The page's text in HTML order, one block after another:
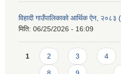
विहादी गाउँपालिकाको आर्थिक ऐन,
मिति: 06/25/2026 - 16:09
Pages
1 2 3 4